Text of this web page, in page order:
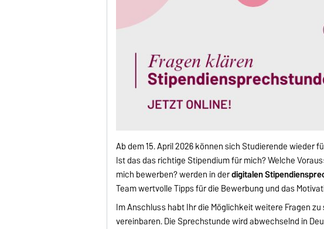
Ab dem 15. April 2026 können sich Studierende wieder
Ist das das richtige Stipendium für mich? Welche
mich bewerben? werden in derdigitalen
Team wertvolle Tipps für die Bewerbung und das
Im Anschluss habt Ihr die Möglichkeit weitere Fragen
vereinbaren. Die Sprechstunde wird abwechselnd in